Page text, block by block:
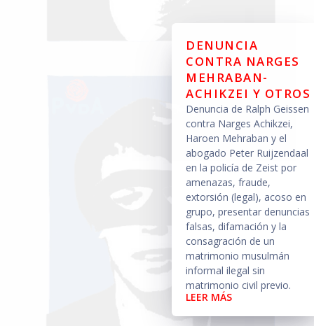
DENUNCIA
CONTRA NARGES
MEHRABAN-
ACHIKZEI Y OTROS
Denuncia de Ralph Geissen
contra Narges Achikzei,
Haroen Mehraban y el
abogado Peter Ruijzendaal
en la policía de Zeist por
amenazas, fraude,
extorsión (legal), acoso en
grupo, presentar denuncias
falsas, difamación y la
consagración de un
matrimonio musulmán
informal ilegal sin
matrimonio civil previo.
LEER MÁS